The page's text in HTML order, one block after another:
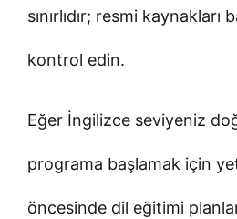
sınırlıdır; resmi kaynakları
kontrol edin.
Eğer İngilizce seviyeniz
programa başlamak için
öncesinde dil eğitimi